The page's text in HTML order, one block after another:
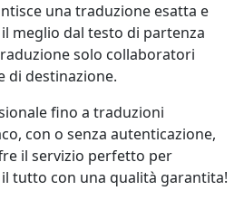
una traduzione esatta e
meglio dal testo di partenza
solo collaboratori
di destinazione.
fino a traduzioni
con o senza autenticazione,
il servizio perfetto per
tutto con una qualità garantita!